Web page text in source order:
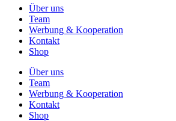
Über uns
Team
Werbung & Kooperation
Kontakt
Shop
Über uns
Team
Werbung & Kooperation
Kontakt
Shop